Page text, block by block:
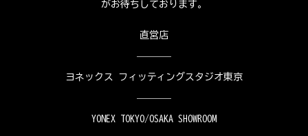
がお待ちしております。
直営店
ヨネックス フィッティングスタジオ東京
YONEX TOKYO/OSAKA SHOWROOM